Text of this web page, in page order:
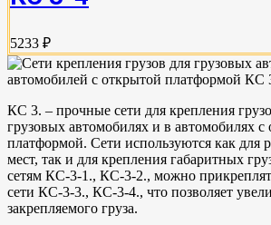
5233 ₽
КС 3. – прочные сети для крепления
грузовых автомобилях и в автомобилях с
платформой. Сети используются как для
мест, так и для крепления габаритных
сетям КС-3-1., КС-3-2., можно
сети КС-3-3., КС-3-4., что позволяет
закрепляемого груза.